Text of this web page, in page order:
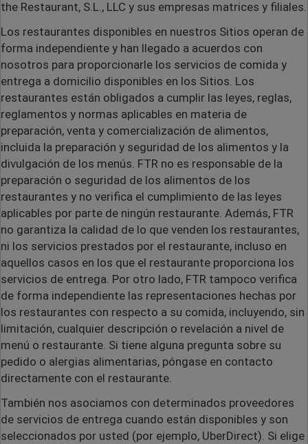
the Restaurant, S.L., LLC y sus empresas matrices y filiales.
Los restaurantes disponibles en nuestros Sitios operan de
forma independiente y han llegado a acuerdos con
nosotros para proporcionarle los servicios de comida y
entrega a domicilio disponibles en los Sitios. Los
restaurantes están obligados a cumplir las leyes, reglas,
reglamentos y normas aplicables en materia de
preparación, venta y comercialización de alimentos,
incluida la preparación y seguridad de los alimentos y la
divulgación de los menús. FTR no es responsable de la
preparación o seguridad de los alimentos de los
restaurantes y no verifica el cumplimiento de las leyes
aplicables por parte de ningún restaurante. Además, FTR
no garantiza la calidad de lo que venden los restaurantes,
ni los servicios prestados por el restaurante, incluso en
aquellos casos en los que el restaurante proporciona los
servicios de entrega. Por otro lado, FTR tampoco verifica
de forma independiente las representaciones hechas por
los restaurantes con respecto a su comida, incluyendo, sin
limitación, cualquier descripción o revelación a nivel de
menú o restaurante. Si tiene alguna pregunta sobre su
pedido o alergias alimentarias, póngase en contacto
directamente con el restaurante.
También nos asociamos con determinados proveedores
de servicios de entrega cuando están disponibles y son
seleccionados por usted (por ejemplo, UberDirect). Si elige